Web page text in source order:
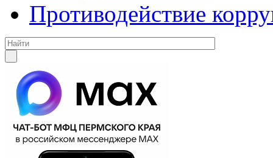
Противодействие